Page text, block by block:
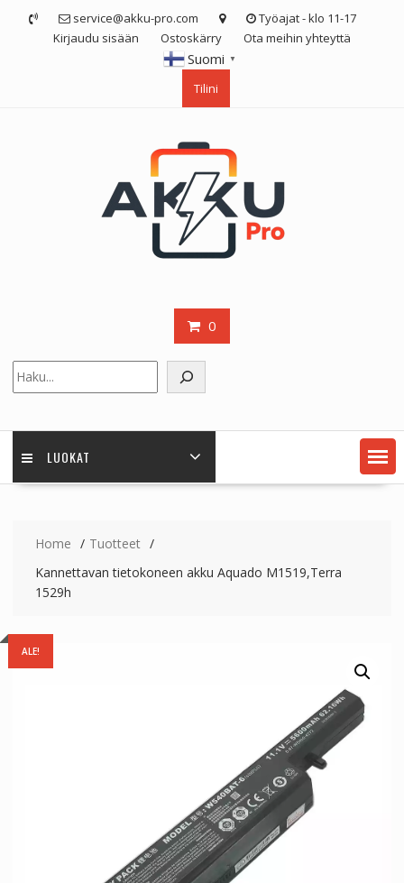
service@akku-pro.com
Työajat - klo 11-17
Kirjaudu sisään
Ostoskärry Ota meihin yhteyttä
Suomi ▼
Tilini
0
LUOKAT
Home
Tuotteet
Kannettavan tietokoneen akku Aquado M1519,Terra
1529h
ALE!